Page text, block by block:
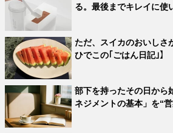
る。最後までキレイに使
ただ、スイカのおいし
ひでこの｢ごはん日記｣】
部下を持ったその日から
ネジメントの基本」を“